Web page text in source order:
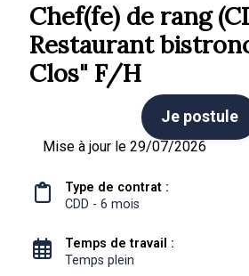
Chef(fe) de rang
Restaurant
Clos" F/H
Je postule
Mise à jour le 29/07/2026
Type de contrat :
CDD - 6 mois
Temps de travail :
Temps plein